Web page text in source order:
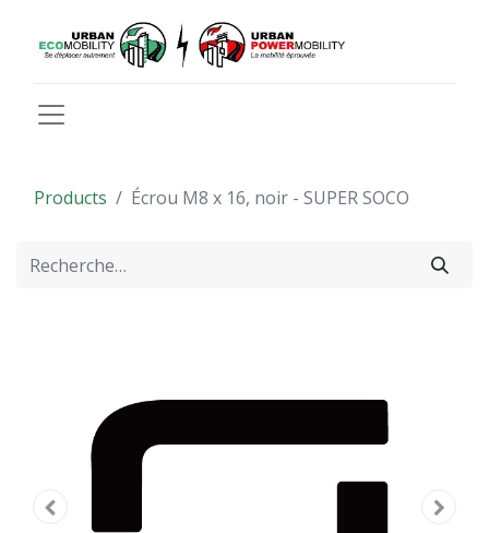
Products Écrou M8 x 16, noir - SUPER SOCO